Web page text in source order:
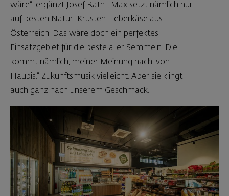
wäre“, ergänzt Josef Rath. „Max setzt nämlich nur
auf besten Natur-Krusten-Leberkäse aus
Österreich. Das wäre doch ein perfektes
Einsatzgebiet für die beste aller Semmeln. Die
kommt nämlich, meiner Meinung nach, von
Haubis.“ Zukunftsmusik vielleicht. Aber sie klingt
auch ganz nach unserem Geschmack.